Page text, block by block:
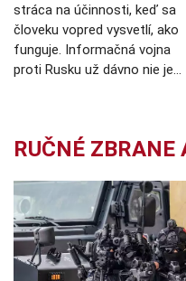
stráca na účinnosti, keď sa
človeku vopred vysvetlí, ako
funguje. Informačná vojna
proti Rusku už dávno nie je…
RUČNÉ ZBRANE